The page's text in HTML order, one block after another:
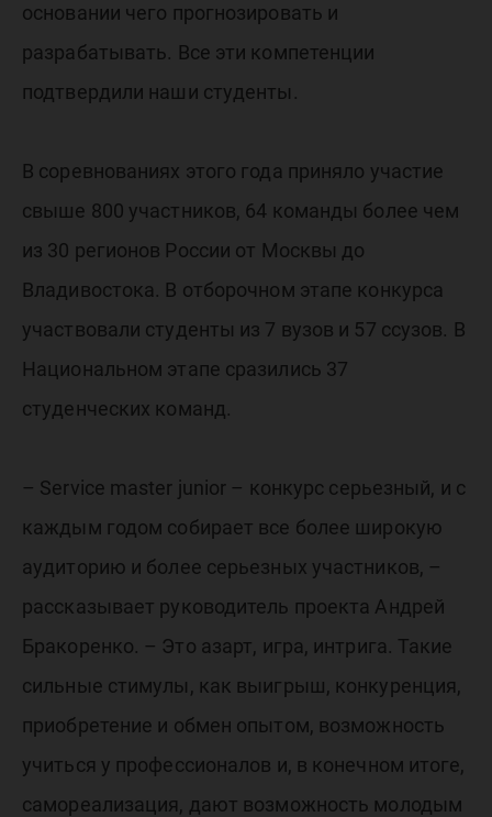
основании чего прогнозировать и
разрабатывать. Все эти компетенции
подтвердили наши студенты.
В соревнованиях этого года приняло участие
свыше 800 участников, 64 команды более чем
из 30 регионов России от Москвы до
Владивостока. В отборочном этапе конкурса
участвовали студенты из 7 вузов и 57 ссузов. В
Национальном этапе сразились 37
студенческих команд.
– Service master junior – конкурс серьезный, и с
каждым годом собирает все более широкую
аудиторию и более серьезных участников, –
рассказывает руководитель проекта Андрей
Бракоренко. – Это азарт, игра, интрига. Такие
сильные стимулы, как выигрыш, конкуренция,
приобретение и обмен опытом, возможность
учиться у профессионалов и, в конечном итоге,
самореализация, дают возможность молодым